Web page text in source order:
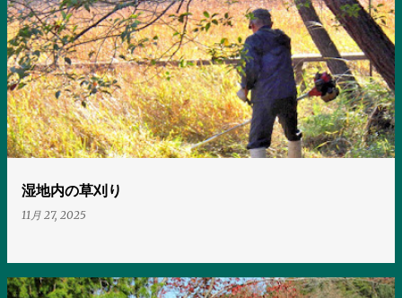
湿地内の草刈り
11月 27, 2025